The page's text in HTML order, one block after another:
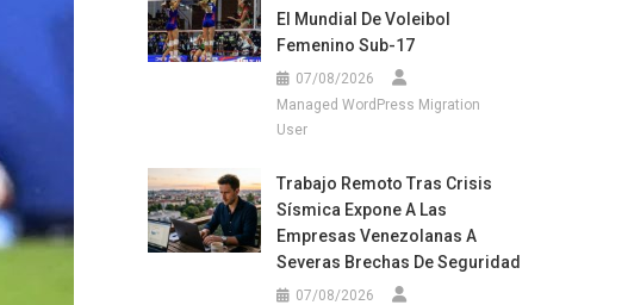
El Mundial De Voleibol
Femenino Sub-17
07/08/2026
Managed WordPress Migration
User
Trabajo Remoto Tras Crisis
Sísmica Expone A Las
Empresas Venezolanas A
Severas Brechas De Seguridad
07/08/2026